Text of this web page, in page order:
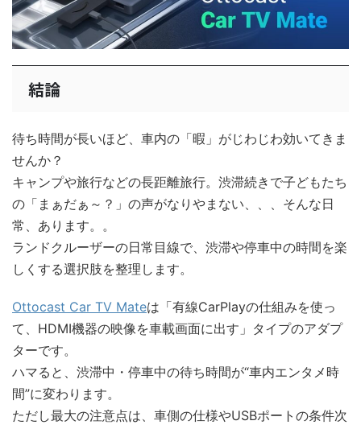
結論
待ち時間が長いほど、車内の「暇」がじわじわ効いてきま
せんか？
キャンプや旅行などの長距離旅行。渋滞続きで子どもたち
の「まぁだぁ～？」の声がなりやまない、、、そんな日
常、あります。。
ランドクルーザーの日常目線で、渋滞や停車中の時間を楽
しくする選択肢を整理します。
Ottocast Car TV Mateは「有線CarPlayの仕組みを使っ
て、HDMI機器の映像を車載画面に出す」タイプのアダプ
ターです。
ハマると、渋滞中・停車中の待ち時間が“車内エンタメ時
間”に変わります。
ただし最大の注意点は、車側の仕様やUSBポートの条件次